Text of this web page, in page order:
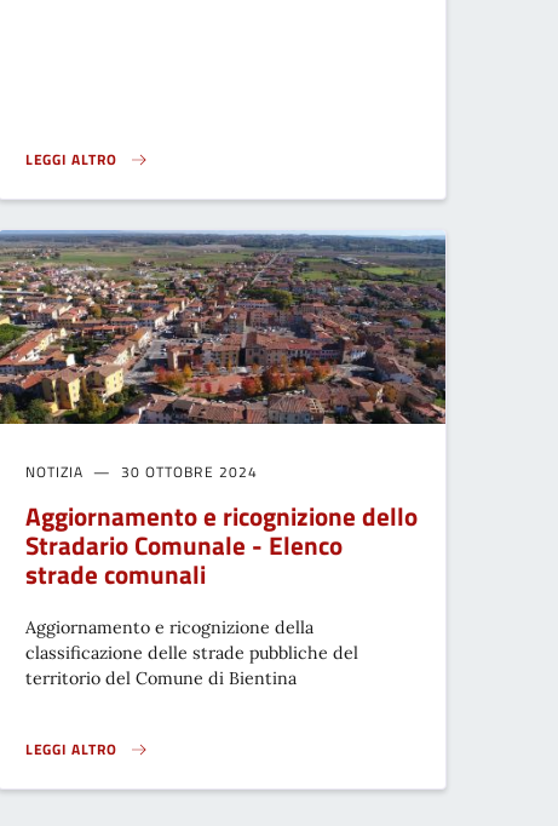
LEGGI ALTRO
RIFACIMENTO SEGNALETICA STRADALE ORIZZONTALE}
VALENTINO, VIA SAN FRANCESCO }
NOTIZIA 30 OTTOBRE 2024
Aggiornamento e ricognizione dello
Stradario Comunale - Elenco
strade comunali
Aggiornamento e ricognizione della
classificazione delle strade pubbliche del
territorio del Comune di Bientina
LEGGI ALTRO
AGGIORNAMENTO E RICOGNIZIONE DELLO STRADARIO COMUNALE -